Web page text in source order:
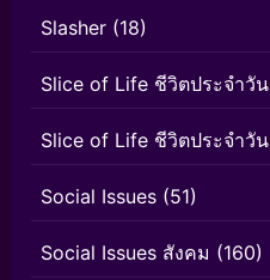
Slasher (18)
Slice of Life ชีวิตประจำวัน
Slice of Life ชีวิตประจำวัน
Social Issues (51)
Social Issues สังคม (160)